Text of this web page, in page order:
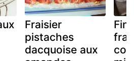
Fraisier
pistaches
dacquoise aux